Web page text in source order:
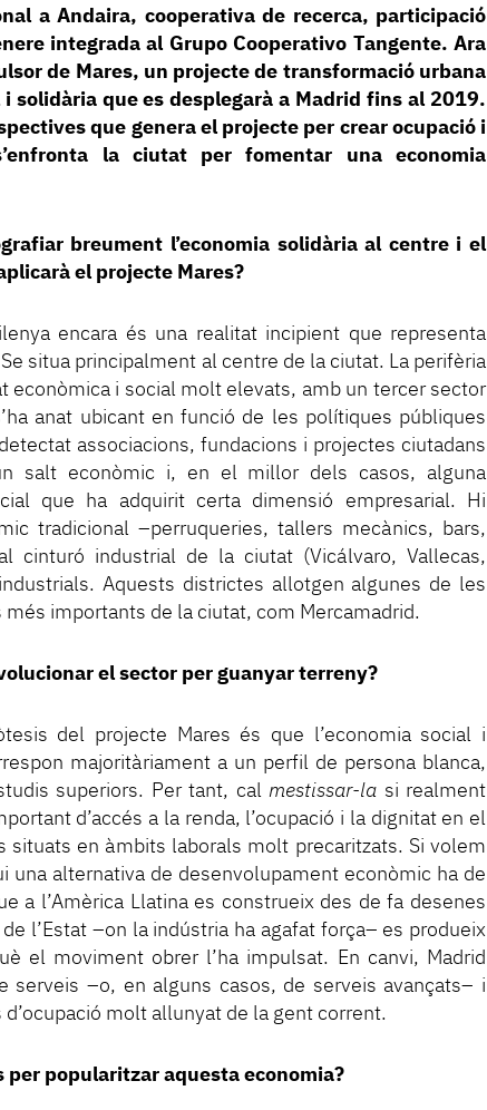
a Andaira, cooperativa de recerca, participació
integrada al Grupo Cooperativo Tangente. Ara
de Mares, un projecte de transformació urbana
i solidària que es desplegarà a Madrid fins al 2019.
que genera el projecte per crear ocupació i
la ciutat per fomentar una economia
breument l’economia solidària al centre i el
el projecte Mares?
encara és una realitat incipient que representa
situa principalment al centre de la ciutat. La perifèria
econòmica i social molt elevats, amb un tercer sector
anat ubicant en funció de les polítiques públiques
associacions, fundacions i projectes ciutadans
salt econòmic i, en el millor dels casos, alguna
que ha adquirit certa dimensió empresarial. Hi
tradicional –perruqueries, tallers mecànics, bars,
cinturó industrial de la ciutat (Vicálvaro, Vallecas,
Aquests districtes allotgen algunes de les
importants de la ciutat, com Mercamadrid.
el sector per guanyar terreny?
del projecte Mares és que l’economia social i
majoritàriament a un perfil de persona blanca,
superiors. Per tant, cal mestissar-la si realment
d’accés a la renda, l’ocupació i la dignitat en el
situats en àmbits laborals molt precaritzats. Si volem
una alternativa de desenvolupament econòmic ha de
a l’Amèrica Llatina es construeix des de fa desenes
l’Estat –on la indústria ha agafat força– es produeix
el moviment obrer l’ha impulsat. En canvi, Madrid
serveis –o, en alguns casos, de serveis avançats– i
molt allunyat de la gent corrent.
per popularitzar aquesta economia?